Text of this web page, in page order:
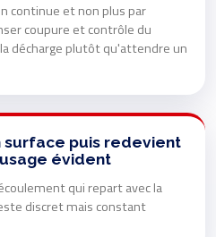
continue et non plus par
coupure et contrôle du
décharge plutôt qu'attendre un
surface puis redevient
évident
qui repart avec la
discret mais constant